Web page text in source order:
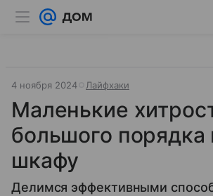
4 ноября 2024 Лайфхаки
Маленькие
большого
шкафу
Делимся эффективными